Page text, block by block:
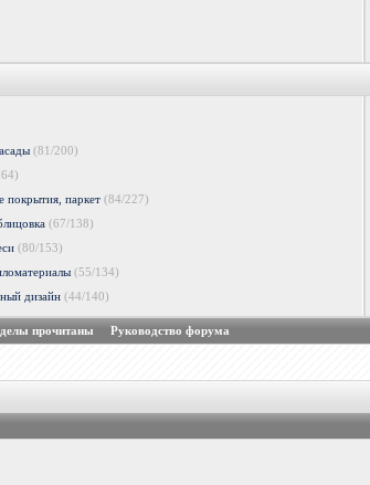
(81/200)
покрытия, паркет (84/227)
(67/138)
(80/153)
(55/134)
дизайн (44/140)
прочитаны Руководство форума